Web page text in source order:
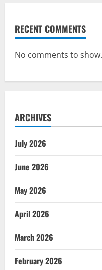
RECENT COMMENTS
No comments to show.
ARCHIVES
July 2026
June 2026
May 2026
April 2026
March 2026
February 2026